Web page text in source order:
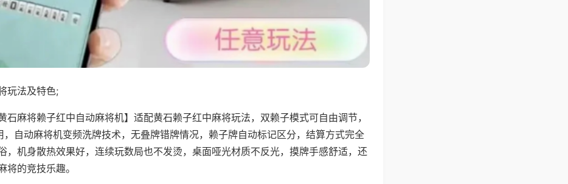
玩法及特色;
黄石麻将赖子红中自动麻将机】适配黄石赖子红中麻将玩法，双赖子模式可自由调节，
，自动麻将机变频洗牌技术，无叠牌错牌情况，赖子牌自动标记区分，结算方式完全
，机身散热效果好，连续玩数局也不发烫，桌面哑光材质不反光，摸牌手感舒适，还
将的竞技乐趣。